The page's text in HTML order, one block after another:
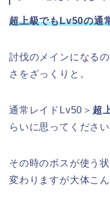
超上級でもLv50の通
討伐のメインになる
さをざっくりと。
通常レイドLv50＞ 超
らいに思ってください
その時のボスが使う
変わりますが大体こん